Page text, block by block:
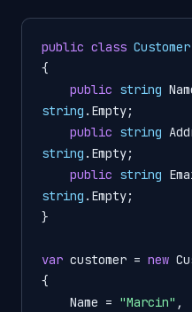
public class Customer
{
public string
string .Empty;
public string
string .Empty;
public string
string .Empty;
}
var customer = new
{
    Name =
"Marcin" ,